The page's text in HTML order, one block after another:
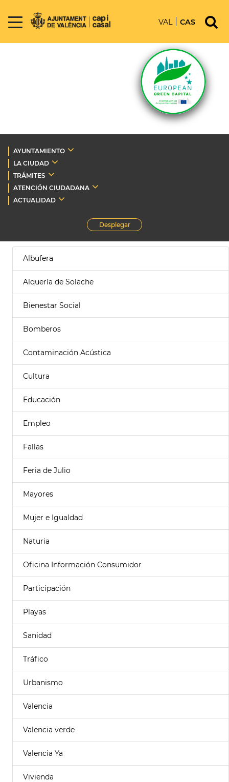
VAL CAS
AYUNTAMIENTO
LA CIUDAD
TRÁMITES
ATENCIÓN CIUDADANA
ACTUALIDAD
Desplegar
Albufera
Alquería de Solache
Bienestar Social
Bomberos
Contaminación Acústica
Cultura
Educación
Empleo
Fallas
Feria de Julio
Mayores
Mujer e Igualdad
Naturia
Oficina Información Consumidor
Participación
Playas
Sanidad
Tráfico
Urbanismo
Valencia
Valencia verde
Valencia Ya
Vivienda